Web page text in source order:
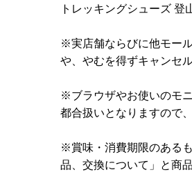
トレッキングシューズ
※実店舗ならびに他モー
や、やむを得ずキャンセ
※ブラウザやお使いのモ
都合扱いとなりますので
※賞味・消費期限のある
品、交換について」と商